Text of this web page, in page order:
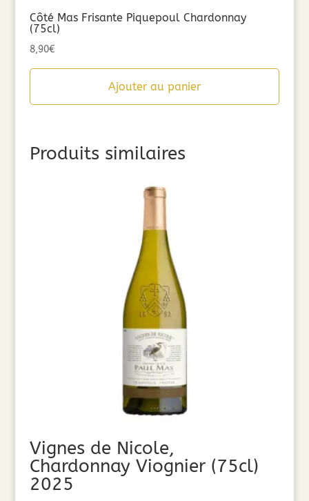
Côté Mas Frisante Piquepoul Chardonnay
(75cl)
8,90€
Ajouter au panier
Produits similaires
Vignes de Nicole,
Chardonnay Viognier (75cl)
2025